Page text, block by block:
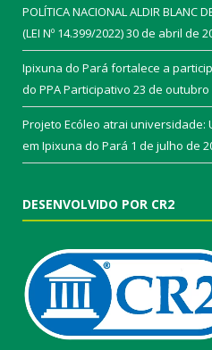
POLÍTICA NACIONAL ALDIR BLANC
(LEI Nº 14.399/2022)30 de abril de
Ipixuna do Pará fortalece a
do PPA Participativo 23 de outubro
Projeto Ecóleo atrai universidade:
em Ipixuna do Pará 1 de julho de
DESENVOLVIDO POR CR2